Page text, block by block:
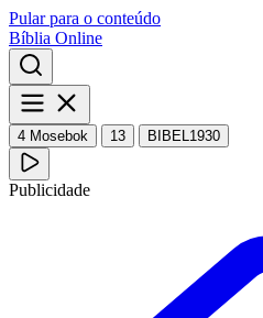
Pular para o conteúdo
Bíblia Online
4 Mosebok 13 BIBEL1930
Publicidade